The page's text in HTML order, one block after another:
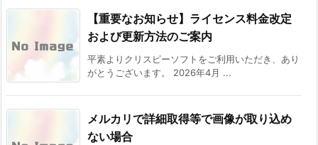
【重要なお知らせ】ライセンス料金改定
および更新方法のご案内
平素よりクリスピーソフトをご利用いただき、あり
がとうございます。 2026年4月 ...
メルカリで詳細取得等で画像が取り込め
ない場合